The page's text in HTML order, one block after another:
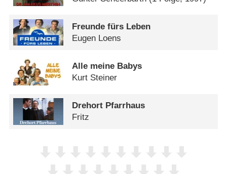
Freunde fürs Leben
Eugen Loens
Alle meine Babys
Kurt Steiner
Drehort Pfarrhaus
Fritz